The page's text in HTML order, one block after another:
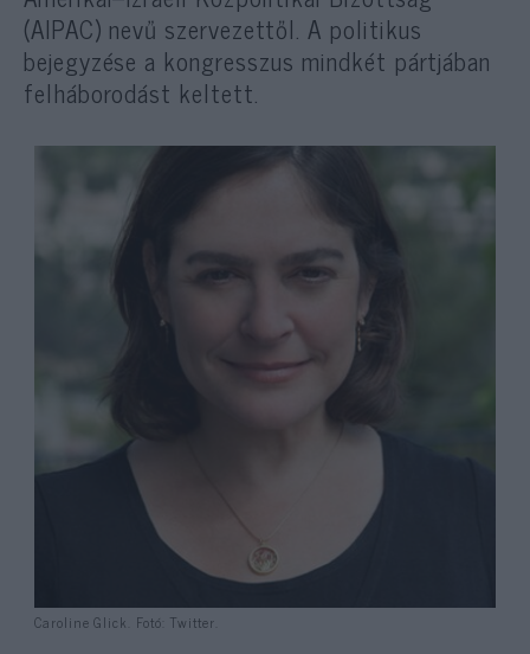
(AIPAC) nevű szervezettől. A politikus
bejegyzése a kongresszus mindkét pártjában
felháborodást keltett.
Caroline Glick. Fotó: Twitter.